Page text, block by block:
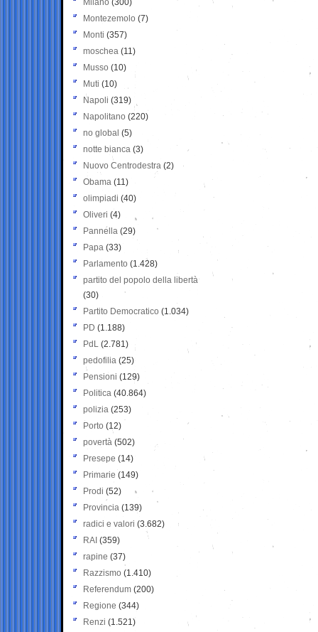
Milano (300)
Montezemolo (7)
Monti (357)
moschea (11)
Musso (10)
Muti (10)
Napoli (319)
Napolitano (220)
no global (5)
notte bianca (3)
Nuovo Centrodestra (2)
Obama (11)
olimpiadi (40)
Oliveri (4)
Pannella (29)
Papa (33)
Parlamento (1.428)
partito del popolo della libertà
(30)
Partito Democratico (1.034)
PD (1.188)
PdL (2.781)
pedofilia (25)
Pensioni (129)
Politica (40.864)
polizia (253)
Porto (12)
povertà (502)
Presepe (14)
Primarie (149)
Prodi (52)
Provincia (139)
radici e valori (3.682)
RAI (359)
rapine (37)
Razzismo (1.410)
Referendum (200)
Regione (344)
Renzi (1.521)